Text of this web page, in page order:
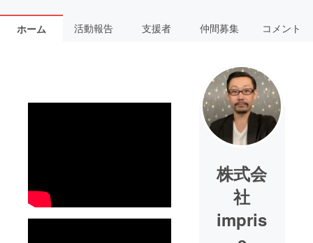
ホーム 活動報告 支援者 仲間募集 コメント
株式会
社
impris